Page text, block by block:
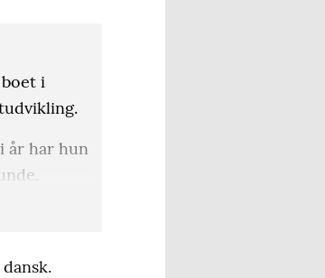
i
år har hun